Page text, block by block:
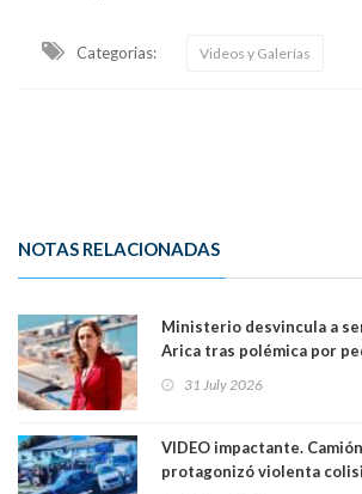
Categorias: Videos y Galerías
NOTAS RELACIONADAS
Ministerio desvincula a
Arica tras polémica por
Ya son 29 seremis
31 July 2026
VIDEO impactante.
protagonizó violenta